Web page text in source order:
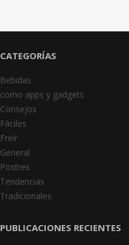
CATEGORÍAS
Bebidas
como apps y gadgets
Consejos
Fáciles
Freír
General
Postres
Tendencias
Tradicionales
PUBLICACIONES RECIENTES